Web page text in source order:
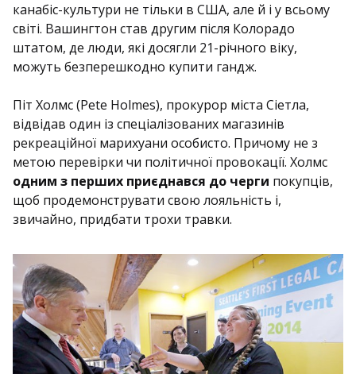
канабіс-культури не тільки в США, але й і у всьому
світі. Вашингтон став другим після Колорадо
штатом, де люди, які досягли 21-річного віку,
можуть безперешкодно купити гандж.
Піт Холмс (Pete Holmes), прокурор міста Сіетла,
відвідав один із спеціалізованих магазинів
рекреаційної марихуани особисто. Причому не з
метою перевірки чи політичної провокації. Холмс
одним з перших приєднався до черги покупців,
щоб продемонструвати свою лояльність і,
звичайно, придбати трохи травки.